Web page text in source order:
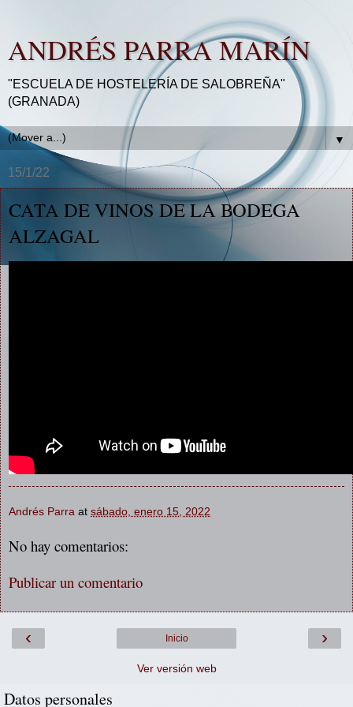
ANDRÉS PARRA MARÍN
"ESCUELA DE HOSTELERÍA DE SALOBREÑA"
(GRANADA)
▼
15/1/22
CATA DE VINOS DE LA BODEGA
ALZAGAL
Andrés Parra at sábado, enero 15, 2022
No hay comentarios:
Publicar un comentario
‹ ›
Inicio
Ver versión web
Datos personales